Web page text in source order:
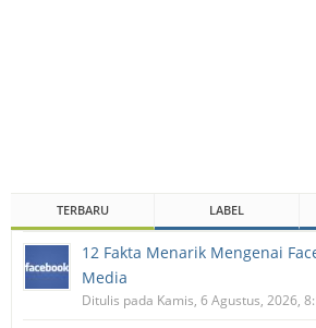
TERBARU LABEL
12 Fakta Menarik Mengenai
Media
Ditulis pada Kamis, 6 Agustus, 2026,